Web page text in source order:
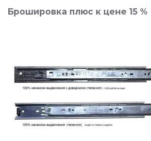
Брошировка плюс к цене 15 %